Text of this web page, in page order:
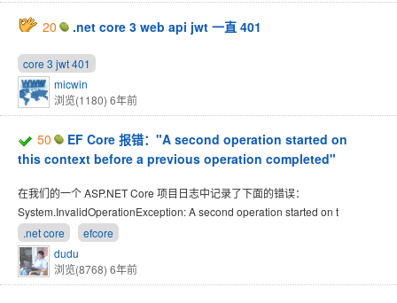
20 .net core 3 web api jwt 一直 401
core 3 jwt 401
micwin
浏览(1180) 6年前
50
EF Core 报错："A second operation started on
this context before a previous operation completed"
在我们的一个 ASP.NET Core 项目日志中记录了下面的错误：
System.InvalidOperationException: A second operation started on t
.net core
efcore
dudu
浏览(8768) 6年前